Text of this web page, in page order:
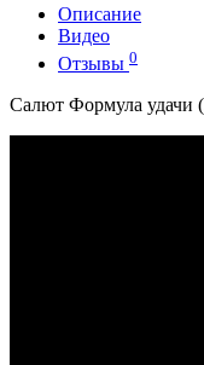
Описание
Видео
Отзывы 0
Салют Формула удачи